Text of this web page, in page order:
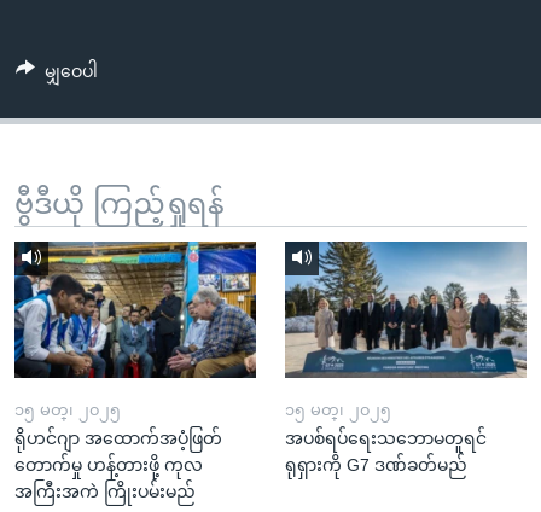
ရန်
ရန်
သို့
ကျော်
ရန်
ဘာသာစကားများ
မျှဝေပါ
ဗွီဒီယို ကြည့်ရှုရန်
၁၅ မတ္၊ ၂၀၂၅
ရိုဟင်ဂျာ အထောက်အပံ့ဖြတ်
တောက်မှု ဟန့်တားဖို့ ကုလ
အကြီးအကဲ ကြိုးပမ်းမည်
၁၅ မတ္၊ ၂၀၂၅
အပစ်ရပ်ရေးသဘောမတူရင်
ရုရှားကို G7 ဒဏ်ခတ်မည်